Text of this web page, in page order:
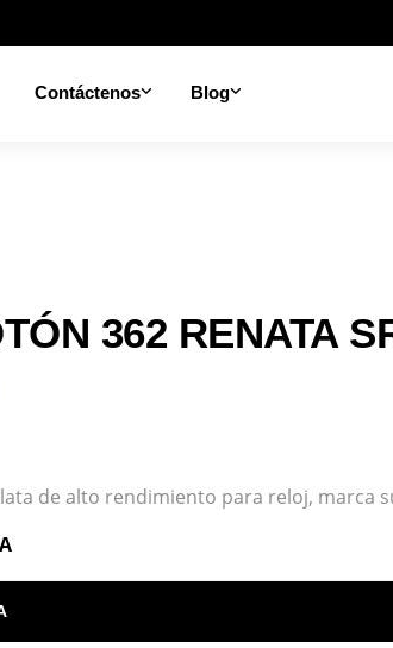
Contáctenos Blog
362 RENATA
de alto rendimiento para reloj, marca